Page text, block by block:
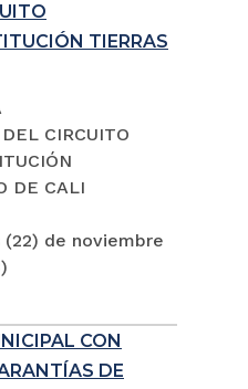
TIERRAS
CIRCUITO
DE CALI
de noviembre
CON
DE